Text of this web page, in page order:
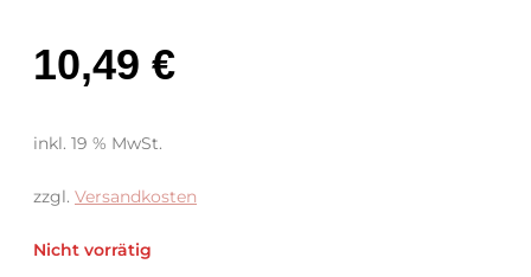
10,49 €
inkl. 19 % MwSt.
zzgl. Versandkosten
Nicht vorrätig